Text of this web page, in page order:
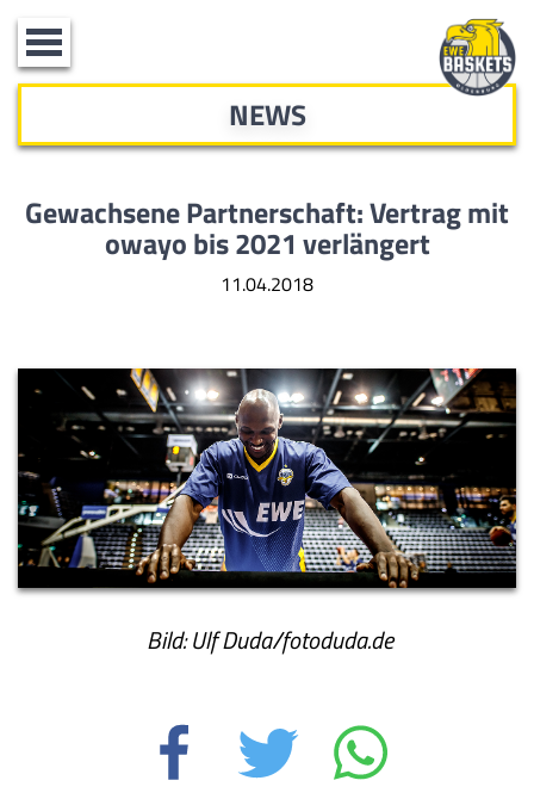
Toggle
navigation
NEWS
Gewachsene Partnerschaft: Vertrag mit
owayo bis 2021 verlängert
11.04.2018
Bild: Ulf Duda/fotoduda.de